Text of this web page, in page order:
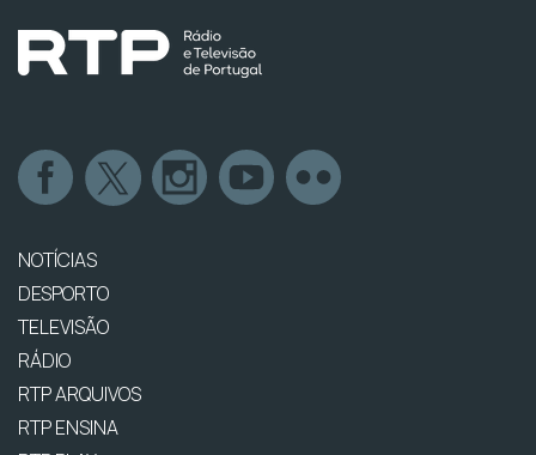
NOTÍCIAS
DESPORTO
TELEVISÃO
RÁDIO
RTP ARQUIVOS
RTP ENSINA